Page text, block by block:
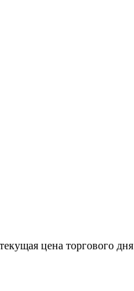
цена торгового дня